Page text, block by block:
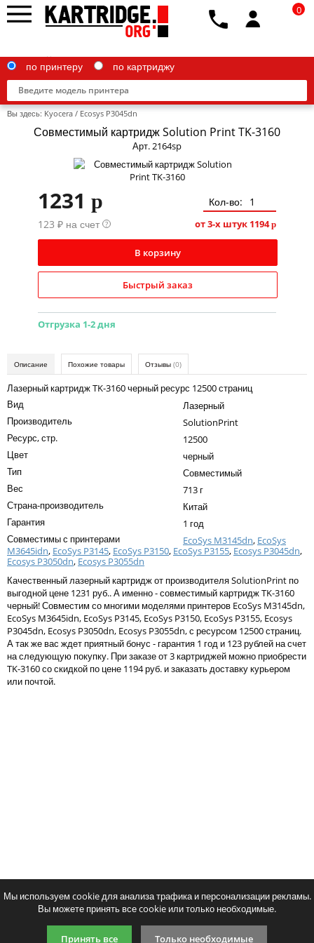
Canon
Epson
HP
IBM
Kodak
Kyocera
Lexmark
OKI
Panasonic
Sharp
Toshiba
Xerox
Для франкировальной машины
Ленточные картриджи
Тонер и девелопер
по принтеру по картриджу
0
Вы здесь: Kyocera / Ecosys P3045dn
Совместимый картридж Solution Print TK-3160
Арт. 2164sp
1231 p
Кол-во:
123 ₽ на счет ? от 3-х штук 1194p
В корзину
Быстрый заказ
Отгрузка 1-2 дня
Описание Похожие товары Отзывы (0)
Лазерный картридж TK-3160 черный ресурс 12500 страниц
Вид
Лазерный
Производитель
SolutionPrint
Ресурс, стр.
12500
Цвет
черный
Тип
Совместимый
Вес
713 г
Страна-производитель
Китай
Гарантия
1 год
Совместимы с принтерами
EcoSys M3145dn, EcoSys
M3645idn, EcoSys P3145, EcoSys P3150, EcoSys P3155, Ecosys P3045dn,
Ecosys P3050dn, Ecosys P3055dn
Качественный лазерный картридж от производителя SolutionPrint по
выгодной цене 1231 руб.. А именно - совместимый картридж TK-3160
черный! Совместим со многими моделями принтеров EcoSys M3145dn,
EcoSys M3645idn, EcoSys P3145, EcoSys P3150, EcoSys P3155, Ecosys
P3045dn, Ecosys P3050dn, Ecosys P3055dn, с ресурсом 12500 страниц.
А так же вас ждет приятный бонус - гарантия 1 год и 123 рублей на счет
на следующую покупку. При заказе от 3 картриджей можно приобрести
TK-3160 со скидкой по цене 1194 руб. и заказать доставку курьером
или почтой.
Введите код, указанный на картинке:
Мы используем cookie для анализа трафика и персонализации рекламы.
Вы можете принять все cookie или только необходимые.
Принять все Только необходимые